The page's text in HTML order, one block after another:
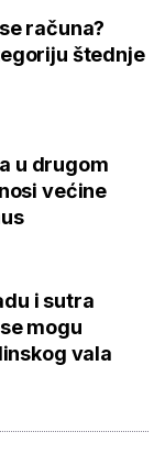
računa?
štednje
u drugom
većine
i sutra
mogu
vala